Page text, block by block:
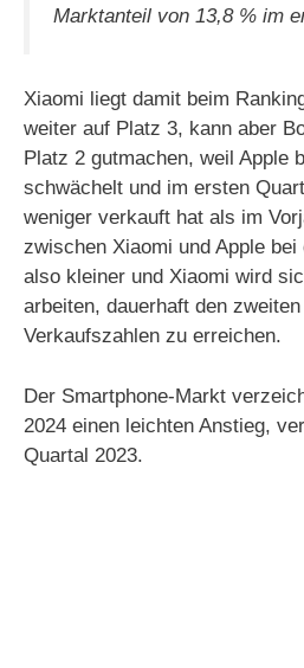
Marktanteil von 13,8 % im
Xiaomi liegt damit beim
weiter auf Platz 3, kann aber
Platz 2 gutmachen, weil Apple
schwächelt und im ersten
weniger verkauft hat als im
zwischen Xiaomi und Apple
also kleiner und Xiaomi wird
arbeiten, dauerhaft den
Verkaufszahlen zu erreichen.
Der Smartphone-Markt
2024 einen leichten Anstieg,
Quartal 2023.